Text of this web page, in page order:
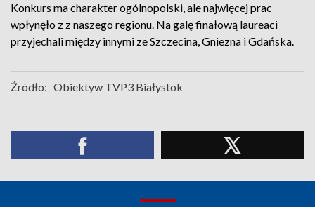
Konkurs ma charakter ogólnopolski, ale najwięcej prac
wpłynęło z z naszego regionu. Na galę finałową laureaci
przyjechali między innymi ze Szczecina, Gniezna i Gdańska.
Źródło: Obiektyw TVP3 Białystok